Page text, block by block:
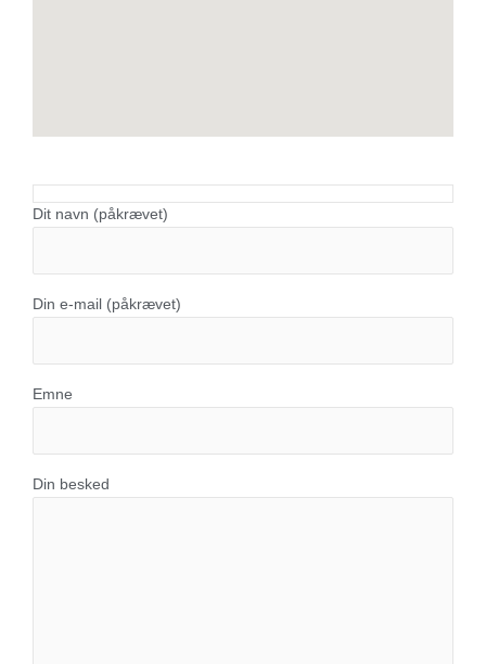
Dit navn (påkrævet)
Din e-mail (påkrævet)
Emne
Din besked